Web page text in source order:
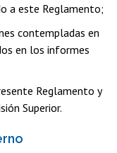
a este Reglamento;
contempladas en
en los informes
Reglamento y
Superior.